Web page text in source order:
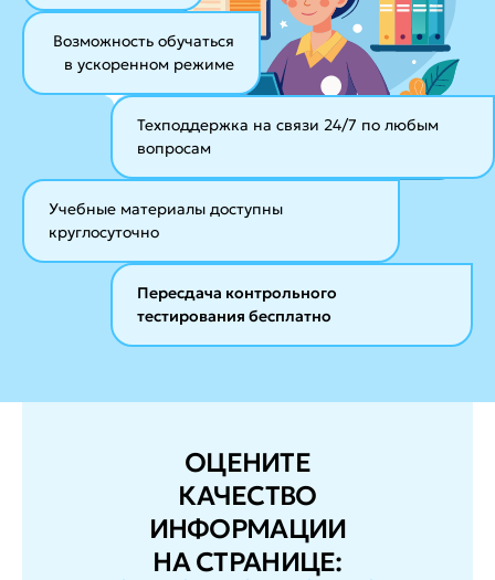
Возможность обучаться
в ускоренном режиме
Техподдержка на связи 24/7 по любым
вопросам
Учебные материалы доступны
круглосуточно
Пересдача контрольного
тестирования бесплатно
ОЦЕНИТЕ
КАЧЕСТВО
ИНФОРМАЦИИ
НА СТРАНИЦЕ: